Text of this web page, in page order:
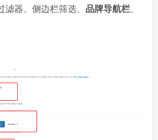
器、侧边栏筛选、 品牌导航栏